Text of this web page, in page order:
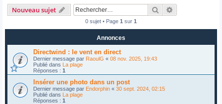
Nouveau sujet Rechercher
0 sujet • Page 1 sur 1
Annonces
Directwind : le vent en direct
Dernier message par RaoulG « 08 nov. 2025, 19:43
Publié dans La plage
Réponses : 1
Insérer une photo dans un post
Dernier message par Endorphin « 30 sept. 2024, 02:15
Publié dans La plage
Réponses : 1